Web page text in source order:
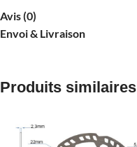
Avis (0)
Envoi & Livraison
Produits similaires